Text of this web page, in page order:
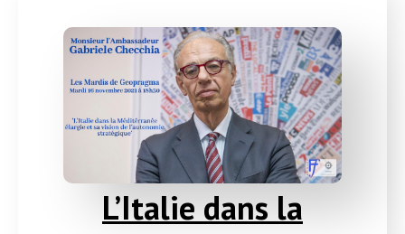
L’Italie dans la